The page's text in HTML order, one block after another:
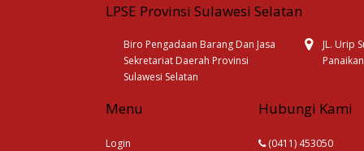
LPSE Provinsi Sulawesi Selatan
Biro Pengadaan Barang Dan Jasa
Sekretariat Daerah Provinsi
Sulawesi Selatan
JL. Urip
Menu
Login
Hubungi Kami
(0411) 453050